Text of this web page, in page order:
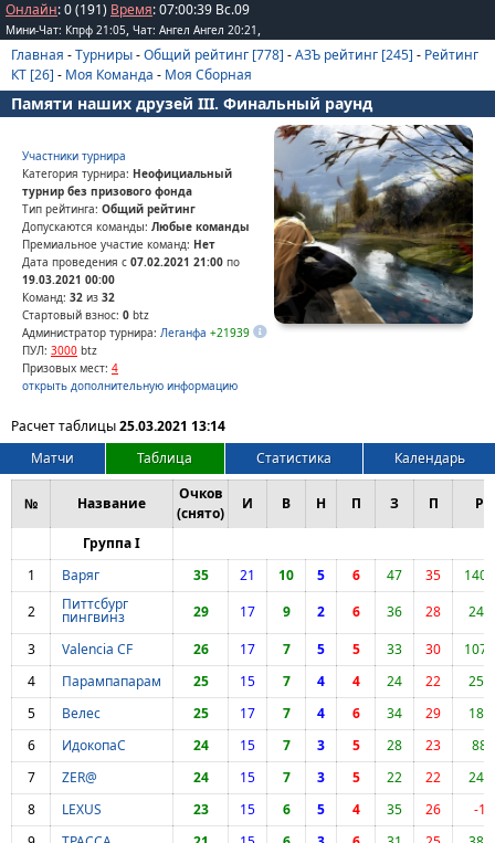
Онлайн: 0 (191) Время:07:00:39 Вс.09
Мини-Чат: Кпрф 21:05, Чат: Ангел Ангел 20:21 ,
Главная -Турниры-Общий рейтинг [778] -АЗЪ рейтинг [245] - Рейтинг
КТ [26] - Моя Команда - Моя Сборная
Памяти наших друзей III. Финальный раунд
Участники турнира
Категория турнира: Неофициальный
турнир без призового фонда
Тип рейтинга: Общий рейтинг
Допускаются команды: Любые команды
Премиальное участие команд: Нет
Дата проведения с 07.02.2021 21:00 по
19.03.2021 00:00
Команд: 32 из 32
Стартовый взнос: 0 btz
Администратор турнира: Леганфа +21939
ПУЛ: 3000 btz
Призовых мест: 4
открыть дополнительную информацию
Расчет таблицы25.03.2021 13:14
Матчи
Таблица Статистика Календарь
№ Название
Очков
(снято)
И В Н П З П Р
Группа I
1
Варяг 35 21 10 5 6 47 35
1407
2
Питтсбург
пингвинз 29 17 9 2 6 36 28
244
3
Valencia CF 26 17 7 5 5 33 30
1075
4
Парампапарам 25 15 7 4 4 24 22
251
5
Велес 25 17 7 4 6 34 29
183
6
ИдокопаС 24 15 7 3 5 28 23
88
7
ZER@ 24 15 7 3 5 22 22
244
8
LEXUS 23 15 6 5 4 35 26
-1